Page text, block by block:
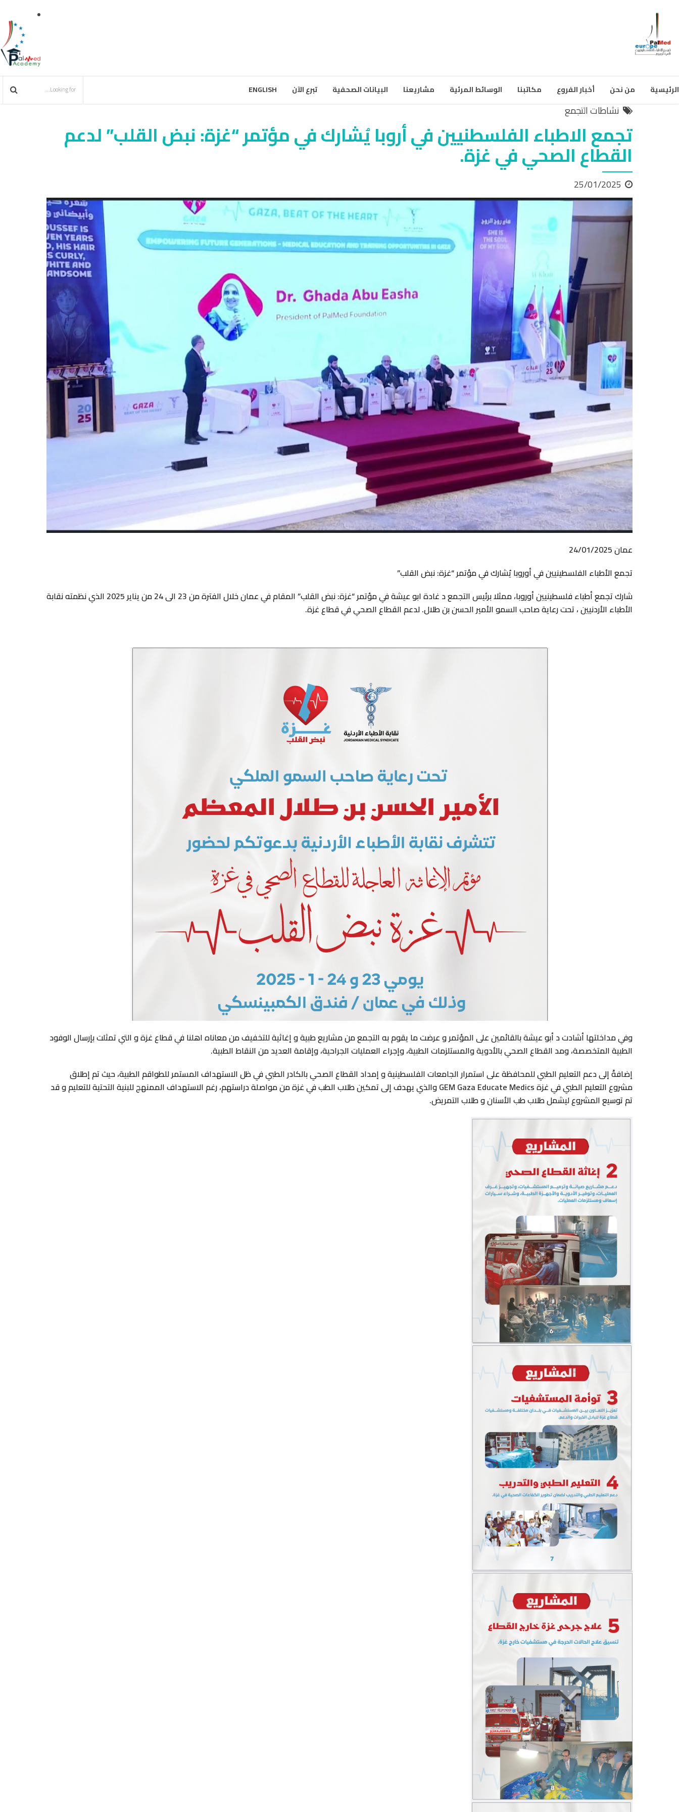
الرئيسية من نحن أخبار الفروع مكاتبنا الوسائط المرئية مشاريعنا البيانات الصحفية تبرع الآن ENGLISH
نشاطات التجمع
تجمع الاطباء الفلسطنيين في أروبا يُشارك في مؤتمر “غزة: نبض القلب” لدعم
القطاع الصحي في غزة.
25/01/2025
عمان 24/01/2025
تجمع الأطباء الفلسطينيين في أوروبا يُشارك في مؤتمر “غزة: نبض القلب”
شارك تجمع أطباء فلسطينيين أوروبا، ممثلا برئيس التجمع د غادة ابو عيشة في مؤتمر “غزة: نبض القلب” المقام في عمان خلال الفترة من 23 الى 24 من يناير 2025 الذي نظمته نقابة
الأطباء الأردنيين ، تحت رعاية صاحب السمو الأمير الحسن بن طلال. لدعم القطاع الصحي في قطاع غزة.
وفي مداخلتها أشادت د أبو عيشة بالقائمين على المؤتمر و عرضت ما يقوم به التجمع من مشاريع طبية و إغاثية للتخفيف من معاناه اهلنا في قطاع غزة و التي تمثلت بإرسال الوفود
الطبية المتخصصة، ومد القطاع الصحي بالأدوية والمستلزمات الطبية، وإجراء العمليات الجراحية، وإقامة العديد من النقاط الطبية.
إضافةً إلى دعم التعليم الطبي للمحافظة على استمرار الجامعات الفلسطينية و إمداد القطاع الصحي بالكادر الطبي في ظل الاستهداف المستمر للطواقم الطبية، حيث تم إطلاق
مشروع التعليم الطبي في غزة GEM Gaza Educate Medics والذي يهدف إلى تمكين طلاب الطب في غزة من مواصلة دراستهم، رغم الاستهداف الممنهج للبنية التحتية للتعليم و قد
تم توسيع المشروع ليشمل طلاب طب الأسنان و طلاب التمريض.